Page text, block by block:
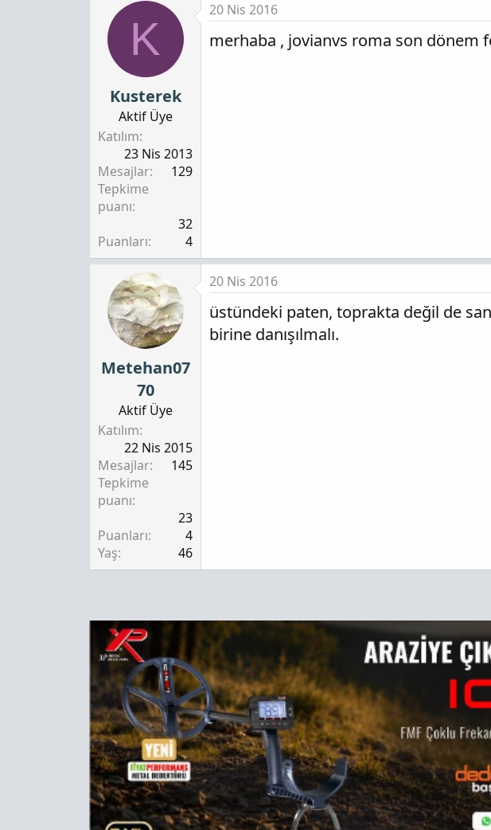
K
Kusterek
Aktif Üye
Katılım
23 Nis 2013
Mesajlar
129
Tepkime
puanı
32
Puanları
4
20 Nis 2016
merhaba , jovianvs roma son dönem
Metehan07
70
Aktif Üye
Katılım
22 Nis 2015
Mesajlar
145
Tepkime
puanı
23
Puanları
4
Yaş
46
20 Nis 2016
üstündeki paten, toprakta değil de
birine danışılmalı.